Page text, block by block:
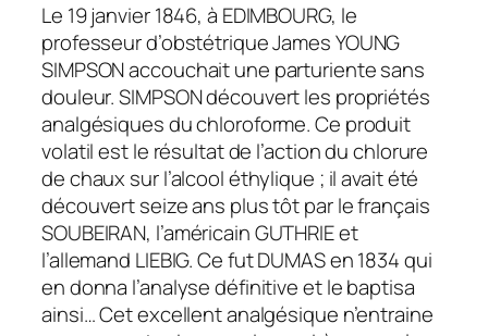
Le 19 janvier 1846, à EDIMBOURG, le
professeur d’obstétrique James YOUNG
SIMPSON accouchait une parturiente sans
douleur. SIMPSON découvert les propriétés
analgésiques du chloroforme. Ce produit
volatil est le résultat de l’action du chlorure
de chaux sur l’alcool éthylique ; il avait été
découvert seize ans plus tôt par le français
SOUBEIRAN, l’américain GUTHRIE et
l’allemand LIEBIG. Ce fut DUMAS en 1834 qui
en donna l’analyse définitive et le baptisa
ainsi… Cet excellent analgésique n’entraine